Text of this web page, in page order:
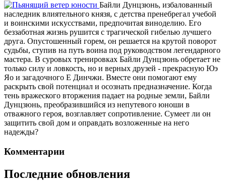
Байли Дунцзюнь, избалованный
наследник влиятельного князя, с детства пренебрегал учебой
и воинскими искусствами, предпочитая виноделию. Его
беззаботная жизнь рушится с трагической гибелью лучшего
друга. Опустошенный горем, он решается на крутой поворот
судьбы, ступив на путь воина под руководством легендарного
мастера. В суровых тренировках Байли Дунцзюнь обретает не
только силу и ловкость, но и верных друзей - прекрасную Юэ
Яо и загадочного Е Динчжи. Вместе они помогают ему
раскрыть свой потенциал и осознать предназначение. Когда
тень вражеского вторжения падает на родные земли, Байли
Дунцзюнь, преобразившийся из непутевого юноши в
отважного героя, возглавляет сопротивление. Сумеет ли он
защитить свой дом и оправдать возложенные на него
надежды?
Комментарии
Последние обновления